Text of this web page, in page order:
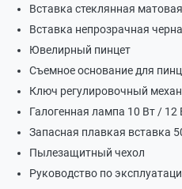
Вставка стеклянная
Вставка непрозрачная
Ювелирный пинцет
Съемное основание для
Ключ регулировочный
Галогенная лампа 10 Вт / 12
Запасная плавкая вставка
Пылезащитный чехол
Руководство по